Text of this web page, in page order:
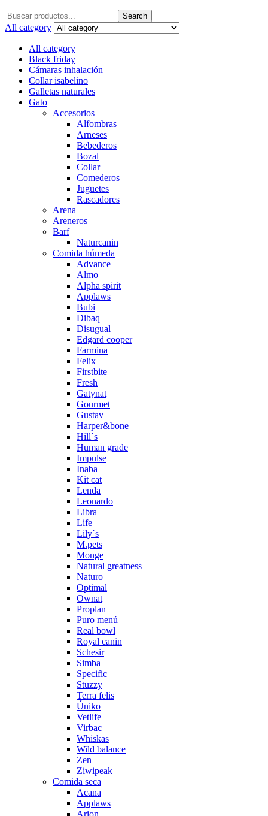
Search
for:
Search
All category
All category
Black friday
Cámaras inhalación
Collar isabelino
Galletas naturales
Gato
Accesorios
Alfombras
Arneses
Bebederos
Bozal
Collar
Comederos
Juguetes
Rascadores
Arena
Areneros
Barf
Naturcanin
Comida húmeda
Advance
Almo
Alpha spirit
Applaws
Bubi
Dibaq
Disugual
Edgard cooper
Farmina
Felix
Firstbite
Fresh
Gatynat
Gourmet
Gustav
Harper&bone
Hill´s
Human grade
Impulse
Inaba
Kit cat
Lenda
Leonardo
Libra
Life
Lily´s
M.pets
Monge
Natural greatness
Naturo
Optimal
Ownat
Proplan
Puro menú
Real bowl
Royal canin
Schesir
Simba
Specific
Stuzzy
Terra felis
Úniko
Vetlife
Virbac
Whiskas
Wild balance
Zen
Ziwipeak
Comida seca
Acana
Applaws
Arion